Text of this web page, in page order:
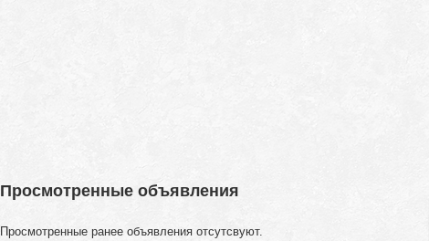
Просмотренные объявления
Просмотренные ранее объявления отсутсвуют.